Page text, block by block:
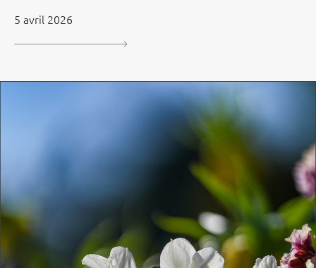
5 avril 2026